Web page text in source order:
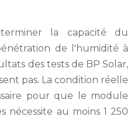
la capacité du
de l'humidité à
des tests de BP Solar,
pas. La condition réelle
pour que le module
nécessite au moins 1 250